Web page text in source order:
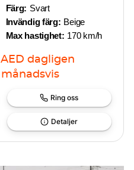
Färg: Svart
Invändig färg: Beige
Max hastighet: 170 km/h
AED dagligen
månadsvis
Ring oss
Detaljer